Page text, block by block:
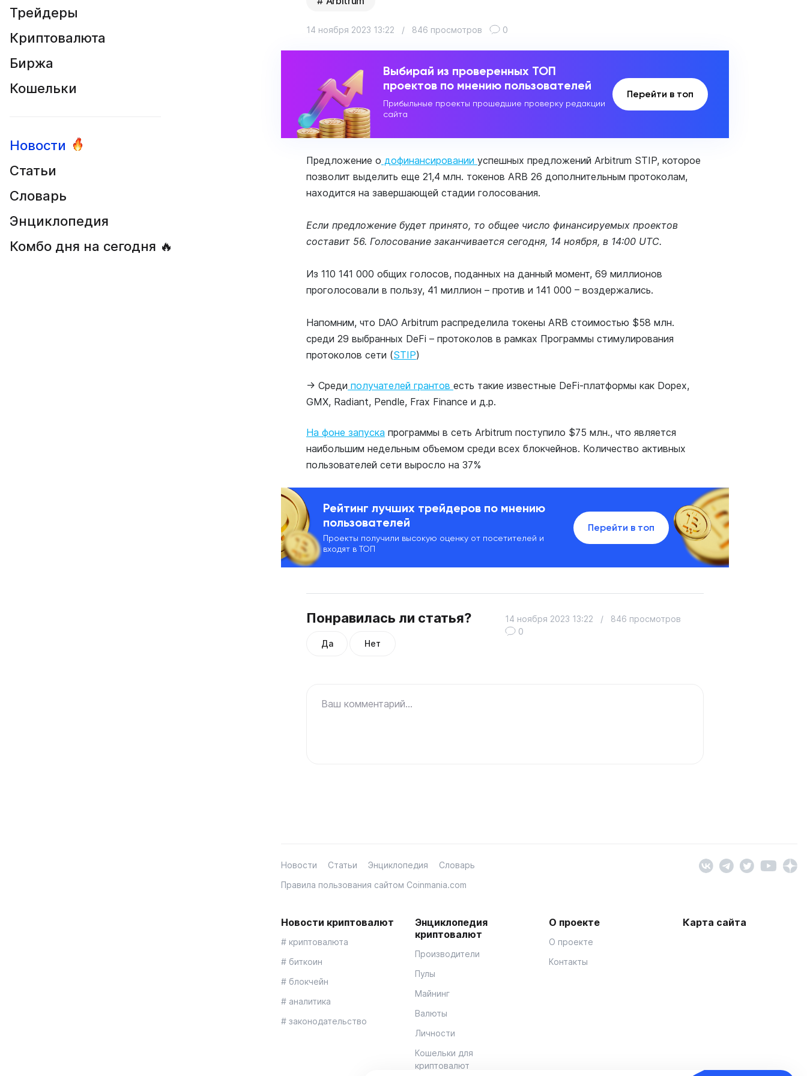
Трейдеры
Криптовалюта
Биржа
Кошельки
Новости
Статьи
Словарь
Энциклопедия
Комбо дня на сегодня 🔥
14 ноября 2023 13:22 / 846 просмотров 0
Выбирай из проверенных ТОП
проектов по мнению пользователей
Прибыльные проекты прошедшие проверку редакции
сайта
Перейти в топ
Предложение о дофинансировании успешных предложений Arbitrum STIP, которое
позволит выделить еще 21,4 млн. токенов ARB 26 дополнительным протоколам,
находится на завершающей стадии голосования.
Если предложение будет принято, то общее число финансируемых проектов
составит 56. Голосование заканчивается сегодня, 14 ноября, в 14:00 UTC.
Из 110 141 000 общих голосов, поданных на данный момент, 69 миллионов
проголосовали в пользу, 41 миллион – против и 141 000 – воздержались.
Напомним, что DAO Arbitrum распределила токены ARB стоимостью $58 млн.
среди 29 выбранных DeFi – протоколов в рамках Программы стимулирования
протоколов сети (STIP)
→ Среди получателей грантов есть такие известные DeFi-платформы как Dopex,
GMX, Radiant, Pendle, Frax Finance и д.р.
На фоне запуска программы в сеть Arbitrum поступило $75 млн., что является
наибольшим недельным объемом среди всех блокчейнов. Количество активных
пользователей сети выросло на 37%
Рейтинг лучших трейдеров по мнению
пользователей
Проекты получили высокую оценку от посетителей и
входят в ТОП
Перейти в топ
Понравилась ли статья?
Да Нет
14 ноября 2023 13:22 /
846 просмотров
0
Ваш комментарий...
Новости Статьи Энциклопедия
Словарь
Правила пользования сайтом Coinmania.com
Новости криптовалют
# криптовалюта
# биткоин
# блокчейн
# аналитика
# законодательство
Энциклопедия
криптовалют
Производители
Пулы
Майнинг
Валюты
Личности
Кошельки для
криптовалют
О проекте
О проекте
Контакты
Карта сайта